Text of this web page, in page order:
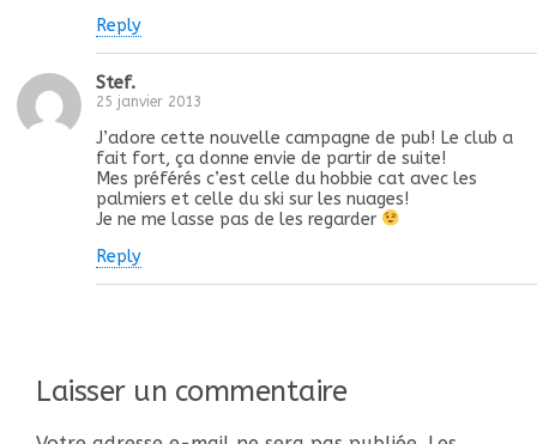
Reply
Stef.
25 janvier 2013
J’adore cette nouvelle campagne de pub! Le club a
fait fort, ça donne envie de partir de suite!
Mes préférés c’est celle du hobbie cat avec les
palmiers et celle du ski sur les nuages!
Je ne me lasse pas de les regarder
Reply
Laisser un commentaire